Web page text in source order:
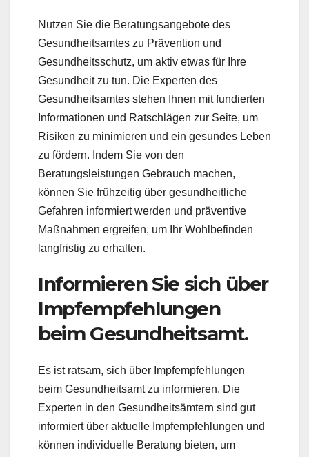
Nutzen Sie die Beratungsangebote des
Gesundheitsamtes zu Prävention und
Gesundheitsschutz, um aktiv etwas für Ihre
Gesundheit zu tun. Die Experten des
Gesundheitsamtes stehen Ihnen mit fundierten
Informationen und Ratschlägen zur Seite, um
Risiken zu minimieren und ein gesundes Leben
zu fördern. Indem Sie von den
Beratungsleistungen Gebrauch machen,
können Sie frühzeitig über gesundheitliche
Gefahren informiert werden und präventive
Maßnahmen ergreifen, um Ihr Wohlbefinden
langfristig zu erhalten.
Informieren Sie sich über
Impfempfehlungen
beim Gesundheitsamt.
Es ist ratsam, sich über Impfempfehlungen
beim Gesundheitsamt zu informieren. Die
Experten in den Gesundheitsämtern sind gut
informiert über aktuelle Impfempfehlungen und
können individuelle Beratung bieten, um